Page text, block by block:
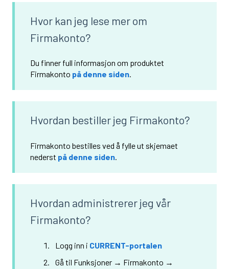
Hvor kan jeg lese mer om
Firmakonto?
Du finner full informasjon om produktet
Firmakonto på denne siden.
Hvordan bestiller jeg Firmakonto?
Firmakonto bestilles ved å fylle ut skjemaet
nederst på denne siden.
Hvordan administrerer jeg vår
Firmakonto?
Logg inn i CURRENT-portalen
Gå til Funksjoner → Firmakonto →